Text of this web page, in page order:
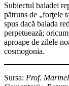
Subiectul baladei
pătruns de „forţele
spus dacă balada
perpetuează;
aproape de zilele
cosmogonia.
Sursa: Prof.